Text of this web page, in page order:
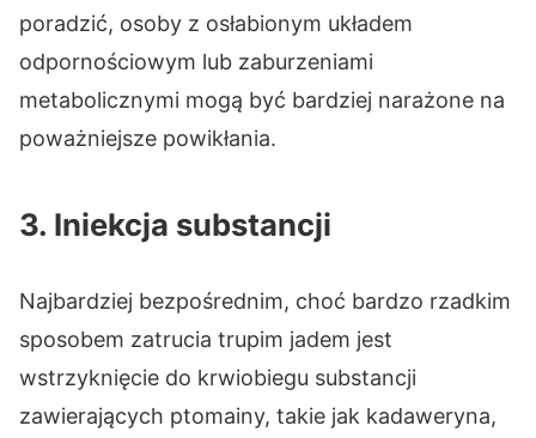
poradzić, osoby z osłabionym układem
odpornościowym lub zaburzeniami
metabolicznymi mogą być bardziej narażone na
poważniejsze powikłania.
3. Iniekcja substancji
Najbardziej bezpośrednim, choć bardzo rzadkim
sposobem zatrucia trupim jadem jest
wstrzyknięcie do krwiobiegu substancji
zawierających ptomainy, takie jak kadaweryna,